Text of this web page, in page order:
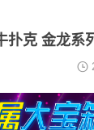
扑克 金龙系